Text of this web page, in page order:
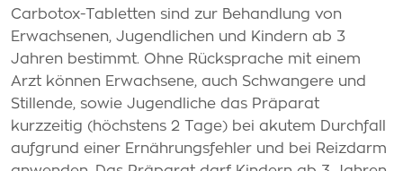
Carbotox-Tabletten sind zur Behandlung von
Erwachsenen, Jugendlichen und Kindern ab 3
Jahren bestimmt. Ohne Rücksprache mit einem
Arzt können Erwachsene, auch Schwangere und
Stillende, sowie Jugendliche das Präparat
kurzzeitig (höchstens 2 Tage) bei akutem Durchfall
aufgrund einer Ernährungsfehler und bei Reizdarm